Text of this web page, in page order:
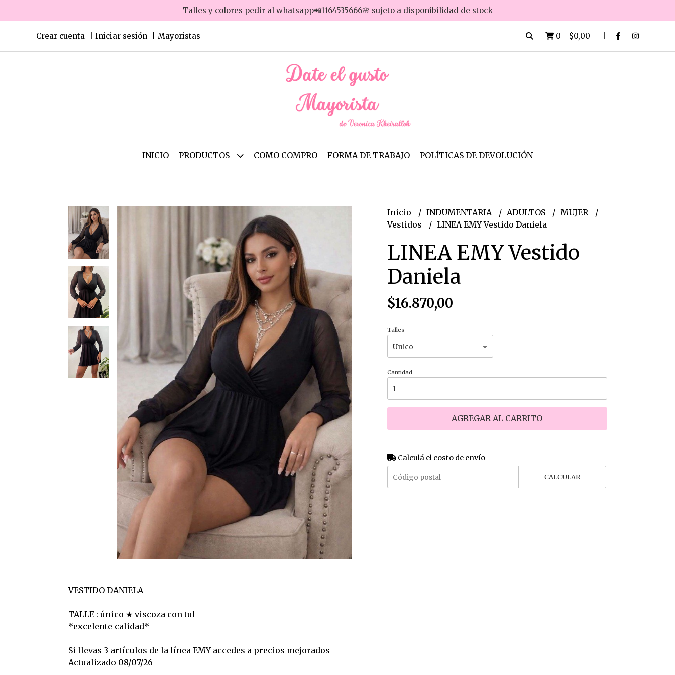
Talles y colores pedir al whatsapp📲1164535666🌸 sujeto a disponibilidad de stock
Crear cuenta Iniciar sesión Mayoristas 0 - $0,00
INICIO PRODUCTOS COMO COMPRO FORMA DE TRABAJO POLÍTICAS DE DEVOLUCIÓN
VESTIDO DANIELA
TALLE : único ★ viscoza con tul
*excelente calidad*
Si llevas 3 artículos de la línea EMY accedes a precios mejorados
Actualizado 08/07/26
Inicio INDUMENTARIA ADULTOS
MUJER
Vestidos
LINEA EMY Vestido Daniela
LINEA EMY Vestido
Daniela
$16.870,00
Talles
Cantidad
AGREGAR AL CARRITO
Calculá el costo de envío
CALCULAR